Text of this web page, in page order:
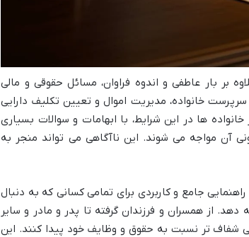
بر بار عاطفی و اندوه فراوان، مسائل حقوقی و مالی
خانواده، مدیریت اموال و تعیین تکلیف دارایی
ها در این شرایط، با ابهامات و سوالات بسیاری
آن مواجه می شوند. این ناآگاهی می تواند منجر به
جامع و کاربردی برای تمامی کسانی که به دنبال
از همسران و فرزندان گرفته تا پدر و مادر و سایر
شفاف تر نسبت به حقوق و وظایف خود پیدا کنند. این